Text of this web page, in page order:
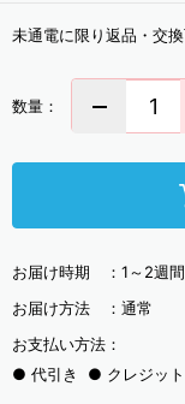
未通電に限り返品・交換
数量：
お届け時期 ： 1～2週
お届け方法 ： 通常
お支払い方法：
代引き
クレジッ